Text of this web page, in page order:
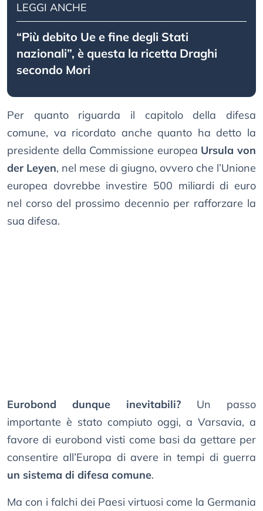
LEGGI ANCHE
“Più debito Ue e fine degli Stati
nazionali”, è questa la ricetta Draghi
secondo Mori
Per quanto riguarda il capitolo della difesa
comune, va ricordato anche quanto ha detto la
presidente della Commissione europea Ursula von
der Leyen, nel mese di giugno, ovvero che l’Unione
europea dovrebbe investire 500 miliardi di euro
nel corso del prossimo decennio per rafforzare la
sua difesa.
Eurobond dunque inevitabili? Un passo
importante è stato compiuto oggi, a Varsavia, a
favore di eurobond visti come basi da gettare per
consentire all’Europa di avere in tempi di guerra
un sistema di difesa comune.
Ma con i falchi dei Paesi virtuosi come la Germania